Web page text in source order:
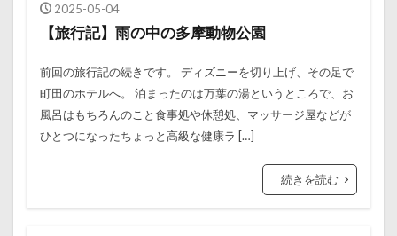
2025-05-04
【旅行記】雨の中の多摩動物公園
前回の旅行記の続きです。 ディズニーを切り上げ、その足で
町田のホテルへ。 泊まったのは万葉の湯というところで、お
風呂はもちろんのこと食事処や休憩処、マッサージ屋などが
ひとつになったちょっと高級な健康ラ […]
続きを読む